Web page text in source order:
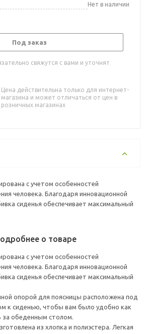
Нет в наличии
Под заказ
свяжутся с вами и уточнят
Цена действительна только для интернет-
магазина и может отличаться от цен в
розничных магазинах
с учетом особенностей
человека. Благодаря инновационной
сиденья обеспечивает максимальный
о товаре
с учетом особенностей
человека. Благодаря инновационной
сиденья обеспечивает максимальный
опорой для поясницы расположена под
к сиденью, чтобы вам было удобно как
обеденным столом.
из хлопка и полиэстера. Легкая